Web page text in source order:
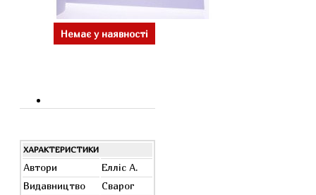
Немає у наявності
ХАРАКТЕРИСТИКИ
Автори
Елліс А.
Видавництво
Сварог